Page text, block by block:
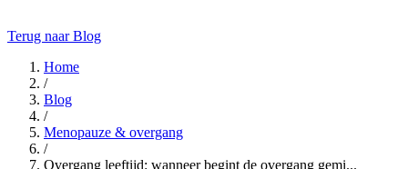
Terug naar Blog
Home
/
Blog
/
Menopauze & overgang
/
Overgang leeftijd: wanneer begint de overgang gemi...